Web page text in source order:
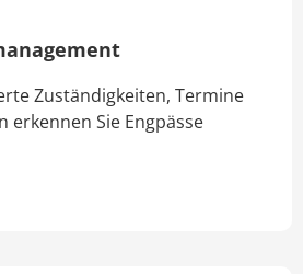
Zuständigkeiten, Termine
erkennen Sie Engpässe